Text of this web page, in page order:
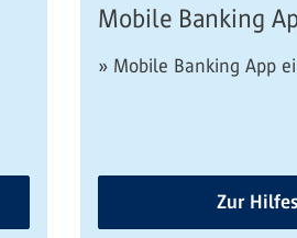
Mobile Banking
» Mobile Banking App
Zur